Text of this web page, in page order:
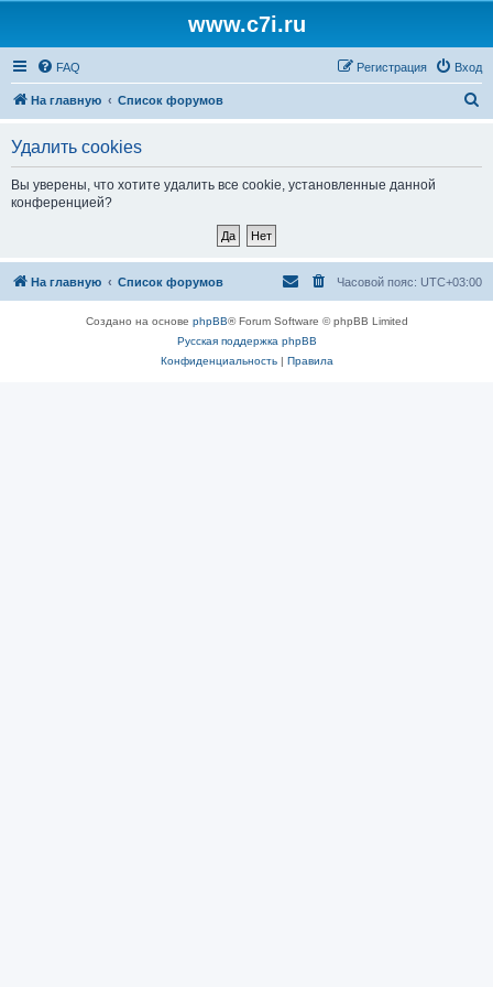
www.c7i.ru
FAQ Вход
Регистрация
На главную Список форумов
Удалить cookies
Вы уверены, что хотите удалить все cookie, установленные данной
конференцией?
На главную Список форумов Часовой пояс: UTC+03:00
Создано на основе phpBB® Forum Software © phpBB Limited
Русская поддержка phpBB
Конфиденциальность| Правила